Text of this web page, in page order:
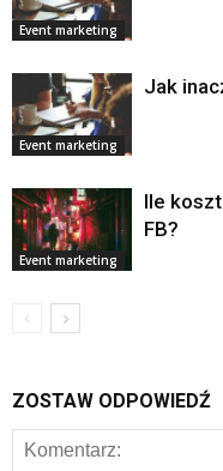
Event marketing
Event marketing
Jak
Event marketing
Ile
FB?
ZOSTAW ODPOWIEDŹ